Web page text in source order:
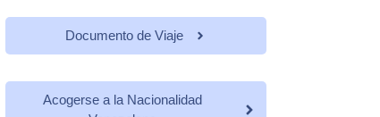
Documento de Viaje
Acogerse a la Nacionalidad